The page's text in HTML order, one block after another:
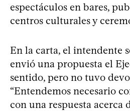
espectáculos en bares,
centros culturales y
En la carta, el intendente
envió una propuesta el
sentido, pero no tuvo
“Entendemos necesario
con una respuesta acerca